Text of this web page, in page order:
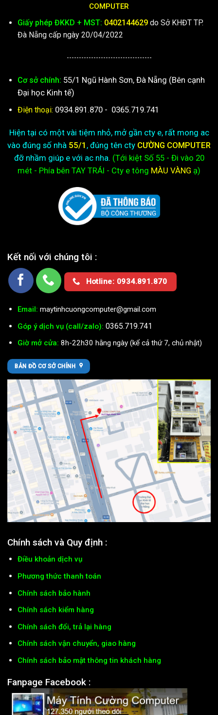
COMPUTER
Giấy phép ĐKKD + MST: 0402144629do Sở KHĐT TP.
Đà Nẵng cấp ngày 20/04/2022
-----------------------------------
Cơ sở chính: 55/1 Ngũ Hành Sơn, Đà Nẵng (Bên cạnh
Đại học Kinh tế)
Điện thoại: 0934.891.870 - 0365.719.741
Hiện tại có một vài tiệm nhỏ, mở gần cty e, rất mong ac
vào đúng số nhà 55/1 , đúng tên cty CƯỜNG COMPUTER
đỡ nhầm giúp e với ac nha. (Tới kiệtSố 55 - Đi vào 20
mét - Phía bên TAY TRÁI - Cty e tông MÀU VÀNG ạ)
Kết nối với chúng tôi :
Hotline: 0934.891.870
Email: maytinhcuongcomputer@gmail.com
Góp ý dịch vụ (call/zalo): 0365.719.741
Giờ mở cửa: 8h-22h30 hằng ngày (kể cả thứ 7, chủ nhật)
BẢN ĐỒ CƠ SỞ CHÍNH
Chính sách và Quy định :
Điều khoản dịch vụ
Phương thức thanh toán
Chính sách bảo hành
Chính sách kiểm hàng
Chính sách đổi, trả lại hàng
Chính sách vận chuyển, giao hàng
Chính sách bảo mật thông tin khách hàng
Fanpage Facebook :